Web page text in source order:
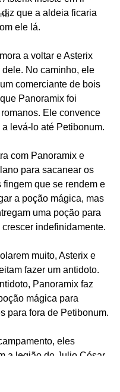
da Terra
que a aldeia ficaria
ele lá.
a voltar e Asterix
No caminho, ele
comerciante de bois
Panoramix foi
Ele convence
levá-lo até Petibonum.
com Panoramix e
para sacanear os
fingem que se rendem e
a poção mágica, mas
uma poção para
indefinidamente.
muito, Asterix e
fazer um antidoto.
Panoramix faz
mágica para
para fora de Petibonum.
eles
a legião de Julio César